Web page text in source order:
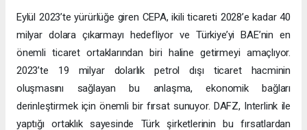
Eylül 2023’te yürürlüğe giren CEPA, ikili ticareti 2028’e kadar 40
milyar dolara çıkarmayı hedefliyor ve Türkiye’yi BAE’nin en
önemli ticaret ortaklarından biri haline getirmeyi amaçlıyor.
2023’te 19 milyar dolarlık petrol dışı ticaret hacminin
oluşmasını sağlayan bu anlaşma, ekonomik bağları
derinleştirmek için önemli bir fırsat sunuyor. DAFZ, Interlink ile
yaptığı ortaklık sayesinde Türk şirketlerinin bu fırsatlardan